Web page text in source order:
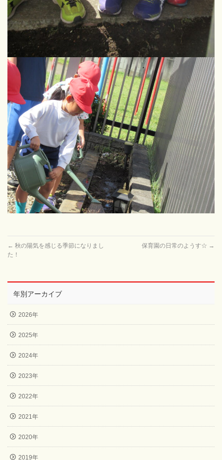
← 秋の陽気を感じる季節になりまし
た！
保育園の日常のようす☆ →
年別アーカイブ
2026年
2025年
2024年
2023年
2022年
2021年
2020年
2019年